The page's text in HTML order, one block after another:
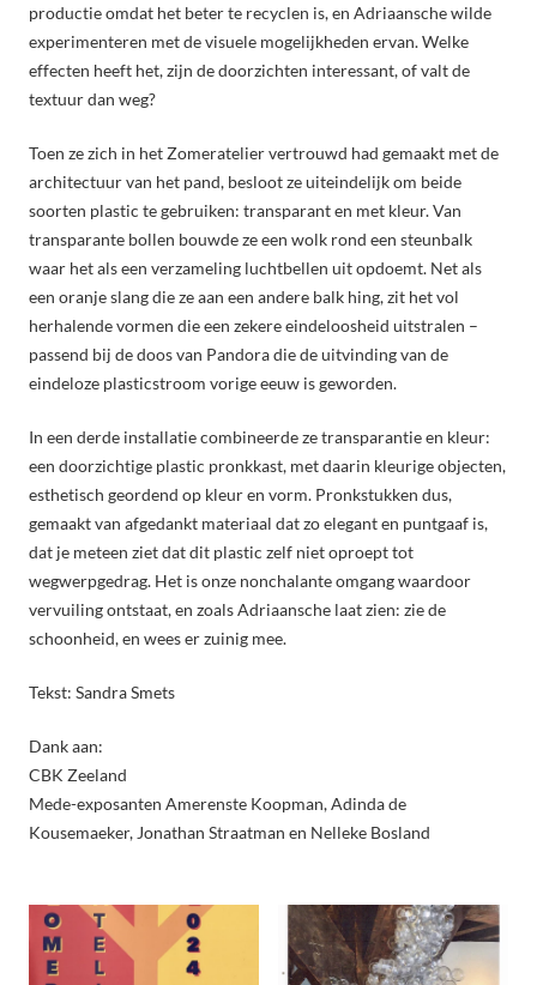
productie omdat het beter te recyclen is, en Adriaansche wilde
experimenteren met de visuele mogelijkheden ervan. Welke
effecten heeft het, zijn de doorzichten interessant, of valt de
textuur dan weg?
Toen ze zich in het Zomeratelier vertrouwd had gemaakt met de
architectuur van het pand, besloot ze uiteindelijk om beide
soorten plastic te gebruiken: transparant en met kleur. Van
transparante bollen bouwde ze een wolk rond een steunbalk
waar het als een verzameling luchtbellen uit opdoemt. Net als
een oranje slang die ze aan een andere balk hing, zit het vol
herhalende vormen die een zekere eindeloosheid uitstralen –
passend bij de doos van Pandora die de uitvinding van de
eindeloze plasticstroom vorige eeuw is geworden.
In een derde installatie combineerde ze transparantie en kleur:
een doorzichtige plastic pronkkast, met daarin kleurige objecten,
esthetisch geordend op kleur en vorm. Pronkstukken dus,
gemaakt van afgedankt materiaal dat zo elegant en puntgaaf is,
dat je meteen ziet dat dit plastic zelf niet oproept tot
wegwerpgedrag. Het is onze nonchalante omgang waardoor
vervuiling ontstaat, en zoals Adriaansche laat zien: zie de
schoonheid, en wees er zuinig mee.
Tekst: Sandra Smets
Dank aan:
CBK Zeeland
Mede-exposanten Amerenste Koopman, Adinda de
Kousemaeker, Jonathan Straatman en Nelleke Bosland